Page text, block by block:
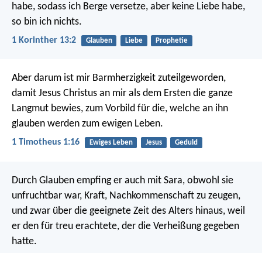
habe, sodass ich Berge versetze, aber keine Liebe habe,
so bin ich nichts.
1 Korinther 13:2 Glauben Liebe Prophetie
Aber darum ist mir Barmherzigkeit zuteilgeworden,
damit Jesus Christus an mir als dem Ersten die ganze
Langmut bewies, zum Vorbild für die, welche an ihn
glauben werden zum ewigen Leben.
1 Timotheus 1:16 Ewiges Leben Jesus Geduld
Durch Glauben empfing er auch mit Sara, obwohl sie
unfruchtbar war, Kraft, Nachkommenschaft zu zeugen,
und zwar über die geeignete Zeit des Alters hinaus, weil
er den für treu erachtete, der die Verheißung gegeben
hatte.